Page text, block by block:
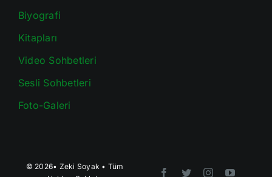
Biyografi
Kitapları
Video Sohbetleri
Sesli Sohbetleri
Foto-Galeri
© 2026• Zeki Soyak • Tüm